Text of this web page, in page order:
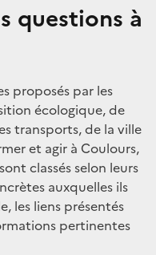
questions à
proposés par les
écologique, de
transports, de la ville
et agir à Coulours,
classés selon leurs
auxquelles ils
les liens présentés
pertinentes